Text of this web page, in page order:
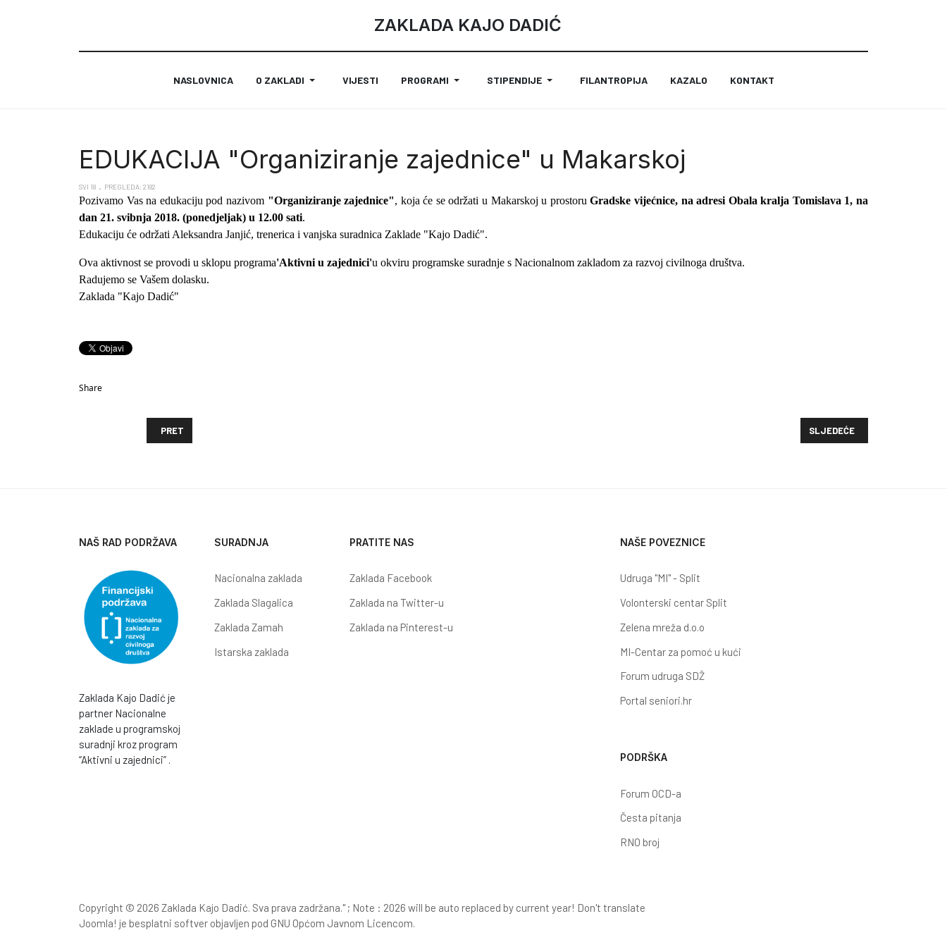
ZAKLADA KAJO DADIĆ
NASLOVNICA O ZAKLADI VIJESTI PROGRAMI STIPENDIJE FILANTROPIJA KAZALO KONTAKT
EDUKACIJA "Organiziranje zajednice" u Makarskoj
SVI 18 PREGLEDA: 2182
Pozivamo Vas na edukaciju pod nazivom "Organiziranje zajednice", koja će se održati u Makarskoj u prostoruGradske vijećnice, na adresi Obala kralja Tomislava 1, na
dan 21. svibnja 2018. (ponedjeljak) u 12.00 sati.
Edukaciju će održati Aleksandra Janjić, trenerica i vanjska suradnica Zaklade "Kajo Dadić".
Ova aktivnost se provodi u sklopu programa'Aktivni u zajednici'u okviru programske suradnje s Nacionalnom zakladom za razvoj civilnoga društva.
Radujemo se Vašem dolasku.
Zaklada "Kajo Dadić"
Share
PRETHODNI ČLANAK: NACIONALNA ZAKLADA RASPISALA PET NATJEČAJA
PRET SLJEDEĆI ČLANAK: ODLUKA O
SLJEDEĆE
NAŠ RAD PODRŽAVA
Zaklada Kajo Dadić je
partner Nacionalne
zaklade u programskoj
suradnji kroz program
“Aktivni u zajednici” .
SURADNJA
Nacionalna zaklada
Zaklada Slagalica
Zaklada Zamah
Istarska zaklada
PRATITE NAS
Zaklada Facebook
Zaklada na Twitter-u
Zaklada na Pinterest-u
NAŠE POVEZNICE
Udruga "MI" - Split
Volonterski centar Split
Zelena mreža d.o.o
MI-Centar za pomoć u kući
Forum udruga SDŽ
Portal seniori.hr
PODRŠKA
Forum OCD-a
Česta pitanja
RNO broj
Copyright © 2026 Zaklada Kajo Dadić. Sva prava zadržana." ; Note : 2026 will be auto replaced by current year! Don't translate
Joomla! je besplatni softver objavljen pod GNU Općom Javnom Licencom.